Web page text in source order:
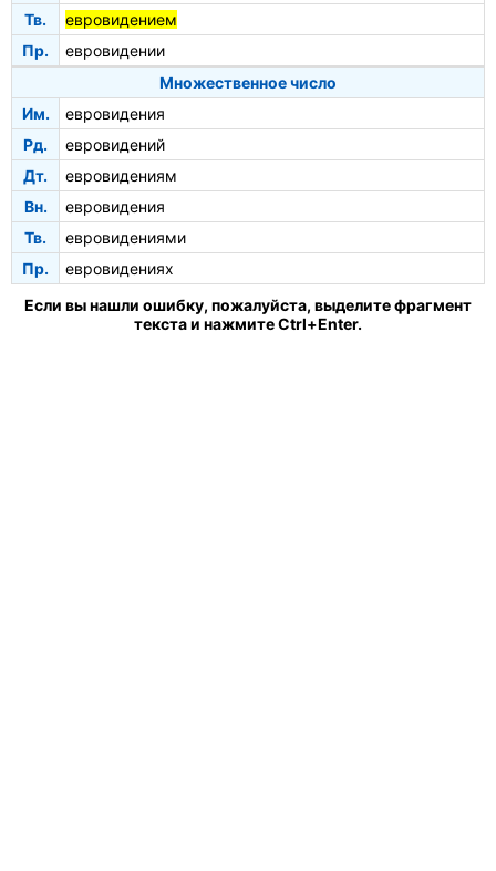
Тв.
евровидением
Пр.
евровидении
Множественное число
Им.
евровидения
Рд.
евровидений
Дт.
евровидениям
Вн.
евровидения
Тв.
евровидениями
Пр.
евровидениях
Если вы нашли ошибку, пожалуйста, выделите фрагмент
текста и нажмите Ctrl+Enter.